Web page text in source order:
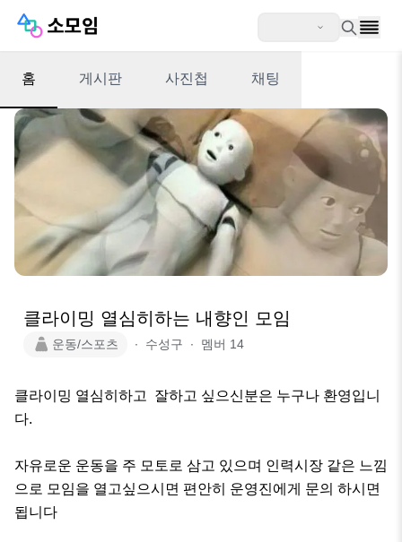
홈 게시판 사진첩 채팅
클라이밍 열심히하는 내향인 모임
운동/스포츠 ∙ 수성구 ∙ 멤버 14
클라이밍 열심히하고  잘하고 싶으신분은 누구나 환영입니
다.
자유로운 운동을 주 모토로 삼고 있으며 인력시장 같은 느낌
으로 모임을 열고싶으시면 편안히 운영진에게 문의 하시면
됩니다